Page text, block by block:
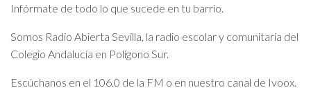
Infórmate de todo lo que sucede en tu barrio.
Somos Radio Abierta Sevilla, la radio escolar y comunitaria del
Colegio Andalucía en Polígono Sur.
Escúchanos en el 106.0 de la FM o en nuestro canal de Ivoox.